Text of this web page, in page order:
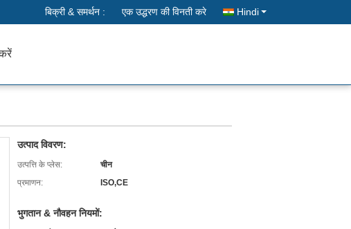
बिक्री & समर्थन : एक उद्धरण की विनती करे Hindi
उत्पाद विवरण:
उत्पत्ति के प्लेस:
चीन
प्रमाणन:
ISO,CE
भुगतान & नौवहन नियमों: